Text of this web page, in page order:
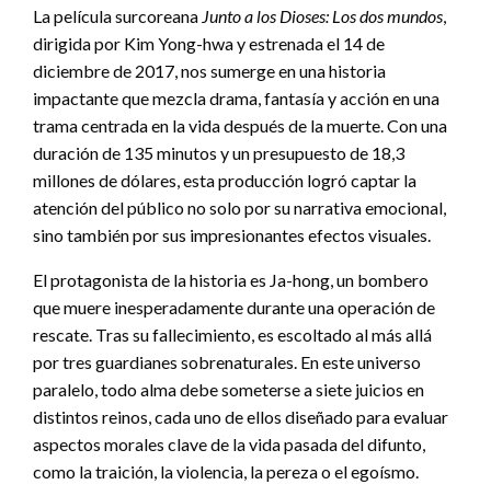
La película surcoreana Junto a los Dioses: Los dos mundos,
dirigida por Kim Yong-hwa y estrenada el 14 de
diciembre de 2017, nos sumerge en una historia
impactante que mezcla drama, fantasía y acción en una
trama centrada en la vida después de la muerte. Con una
duración de 135 minutos y un presupuesto de 18,3
millones de dólares, esta producción logró captar la
atención del público no solo por su narrativa emocional,
sino también por sus impresionantes efectos visuales.
El protagonista de la historia es Ja-hong, un bombero
que muere inesperadamente durante una operación de
rescate. Tras su fallecimiento, es escoltado al más allá
por tres guardianes sobrenaturales. En este universo
paralelo, todo alma debe someterse a siete juicios en
distintos reinos, cada uno de ellos diseñado para evaluar
aspectos morales clave de la vida pasada del difunto,
como la traición, la violencia, la pereza o el egoísmo.